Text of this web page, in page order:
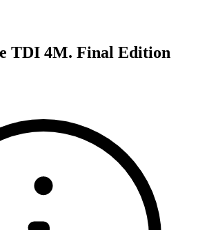
TDI 4M. Final Edition